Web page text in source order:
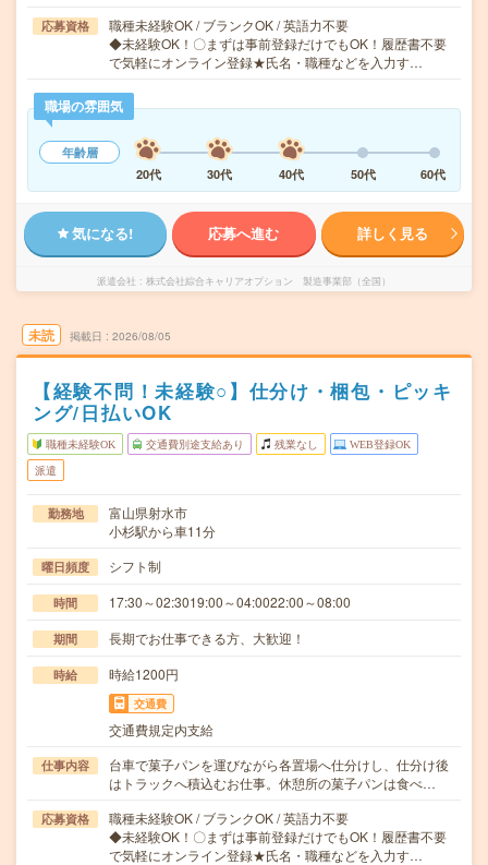
応募資格
職種未経験OK / ブランクOK / 英語力不要
◆未経験OK！〇まずは事前登録だけでもOK！履歴書不要
で気軽にオンライン登録★氏名・職種などを入力す…
職場の雰囲気
年齢層
20代
30代 40代 50代 60代
気になる! 応募へ進む 詳しく見る
派遣会社 株式会社綜合キャリアオプション 製造事業部（全国）
未読 掲載日 2026/08/05
【経験不問！未経験○】仕分け・梱包・ピッキ
ング/日払いOK
職種未経験OK 交通費別途支給あり 残業なし WEB登録OK
派遣
勤務地
富山県射水市
小杉駅から車11分
曜日頻度 シフト制
時間 17:30～02:3019:00～04:0022:00～08:00
期間 長期でお仕事できる方、大歓迎！
時給 時給1200円
交通費
交通費規定内支給
仕事内容
台車で菓子パンを運びながら各置場へ仕分けし、仕分け後
はトラックへ積込むお仕事。休憩所の菓子パンは食べ…
応募資格
職種未経験OK / ブランクOK / 英語力不要
◆未経験OK！〇まずは事前登録だけでもOK！履歴書不要
で気軽にオンライン登録★氏名・職種などを入力す…